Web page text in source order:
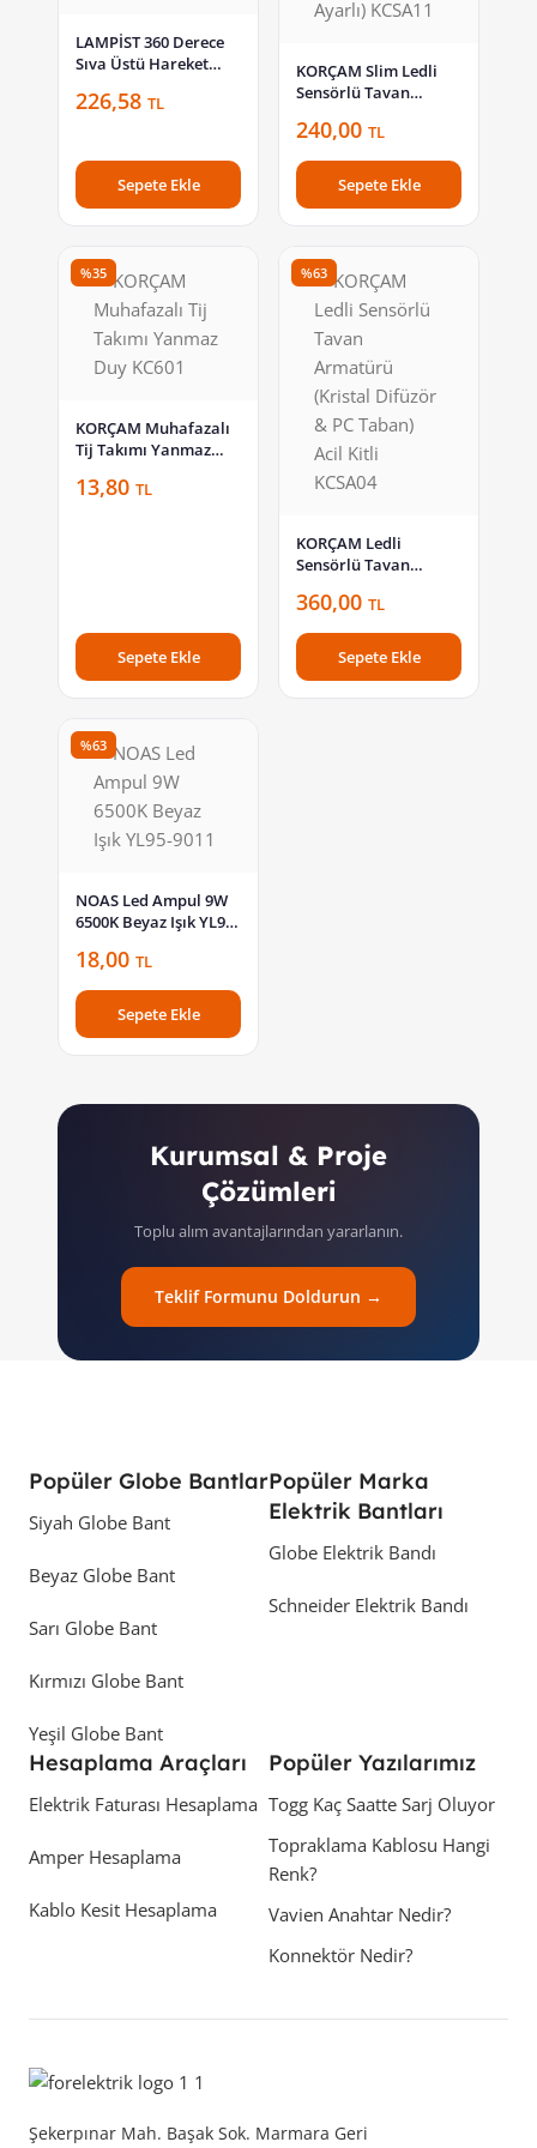
LAMPİST 360 Derece
Sıva Üstü Hareket
226,58 TL
Sepete Ekle
KORÇAM Slim Ledli
Sensörlü Tavan
Ayarlı) KCSA11
240,00 TL
Sepete Ekle
%35
KORÇAM Muhafazalı
Tij Takımı Yanmaz
13,80 TL
Sepete Ekle
%63
KORÇAM Ledli
Sensörlü Tavan
Difüzör & PC Taban)
Acil Kitli KCSA04
360,00 TL
Sepete Ekle
%63
NOAS Led Ampul 9W
6500K Beyaz Işık YL95-
18,00 TL
Sepete Ekle
Kurumsal & Proje
Çözümleri
Toplu alım avantajlarından yararlanın.
Teklif Formunu Doldurun →
Popüler Globe Bantlar
Siyah Globe Bant
Beyaz Globe Bant
Sarı Globe Bant
Kırmızı Globe Bant
Yeşil Globe Bant
Popüler Marka
Elektrik Bantları
Globe Elektrik Bandı
Schneider Elektrik Bandı
Hesaplama Araçları
Elektrik Faturası Hesaplama
Amper Hesaplama
Kablo Kesit Hesaplama
Popüler Yazılarımız
Togg Kaç Saatte Sarj Oluyor
Topraklama Kablosu Hangi
Renk?
Vavien Anahtar Nedir?
Konnektör Nedir?
Şekerpınar Mah. Başak Sok. Marmara Geri